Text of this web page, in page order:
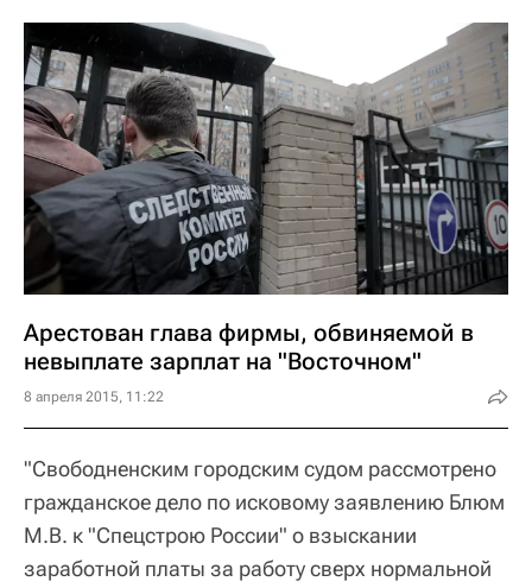
Арестован глава фирмы, обвиняемой в
невыплате зарплат на "Восточном"
8 апреля 2015, 11:22
"Свободненским городским судом рассмотрено
гражданское дело по исковому заявлению Блюм
М.В. к "Спецстрою России" о взыскании
заработной платы за работу сверх нормальной